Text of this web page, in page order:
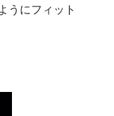
うにフィット